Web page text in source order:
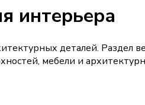
интерьера
деталей.
мебели и